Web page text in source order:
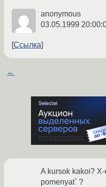
anonymous
03.05.1999
Ссылка
←
A kursok kakoi?
pomenyat` ?